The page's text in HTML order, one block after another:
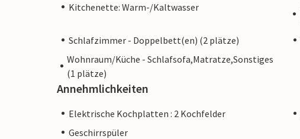
Kitchenette: Warm-/Kaltwasser
Schlafzimmer - Doppelbett(en) (2 plätze)
Wohnraum/Küche - Schlafsofa,Matratze,Sonstiges
(1 plätze)
Annehmlichkeiten
Elektrische Kochplatten : 2 Kochfelder
Geschirrspüler